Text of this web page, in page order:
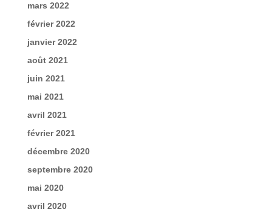
mars 2022
février 2022
janvier 2022
août 2021
juin 2021
mai 2021
avril 2021
février 2021
décembre 2020
septembre 2020
mai 2020
avril 2020